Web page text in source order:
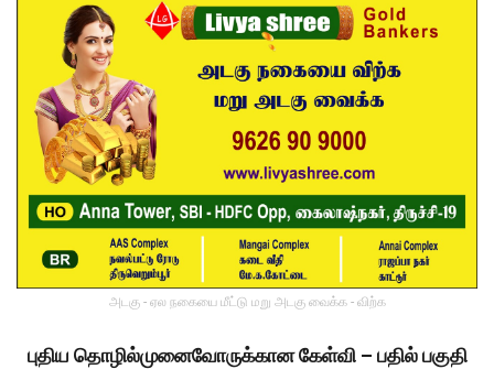
அடகு - ஏல நகையை மீட்டு மறு அடகு வைக்க - விற்க
புதிய தொழில்முனைவோருக்கான கேள்வி – பதில் பகுதி